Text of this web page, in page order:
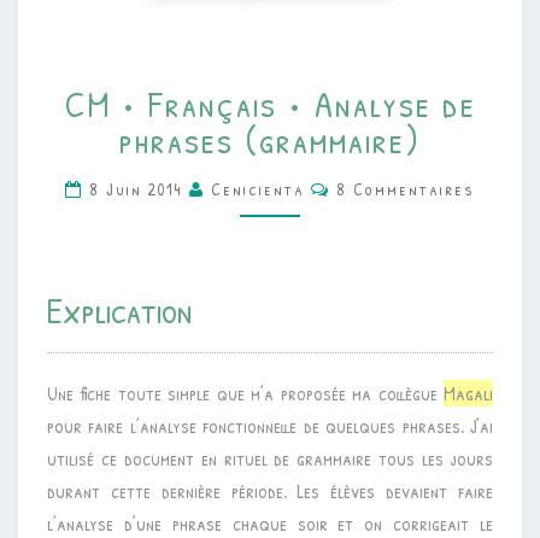
•
FRANÇAIS
CM • Français • Analyse de
phrases (grammaire)
8 Juin 2014 Cenicienta Commentaires
8 Commentaires
Explication
Une fiche toute simple que m’a proposée ma collègue Magali
pour faire l’analyse fonctionnelle de quelques phrases. J’ai
utilisé ce document en rituel de grammaire tous les jours
durant cette dernière période. Les élèves devaient faire
l’analyse d’une phrase chaque soir et on corrigeait le